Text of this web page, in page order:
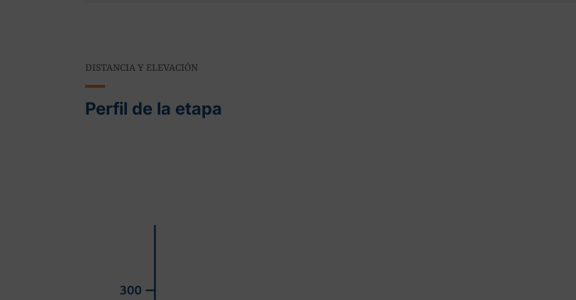
DISTANCIA Y ELEVACIÓN
Perfil de la etapa